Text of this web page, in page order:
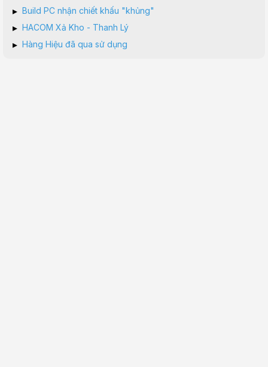
▸ Build PC nhận chiết khấu "khủng"
▸ HACOM Xả Kho - Thanh Lý
▸ Hàng Hiệu đã qua sử dụng